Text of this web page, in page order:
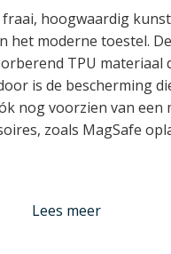
hoogwaardig
moderne toestel.
TPU
is de bescherming
nog voorzien van
zoals MagSafe
Lees meer